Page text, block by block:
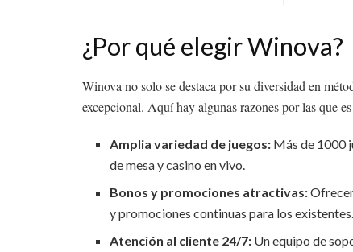
¿Por qué elegir Winova?
Winova no solo se destaca por su diversidad en
excepcional. Aquí hay algunas razones por las que
Amplia variedad de juegos: Más de 1000
de mesa y casino en vivo.
Bonos y promociones atractivas:
y promociones continuas para los existentes.
Atención al cliente 24/7: Un equipo de